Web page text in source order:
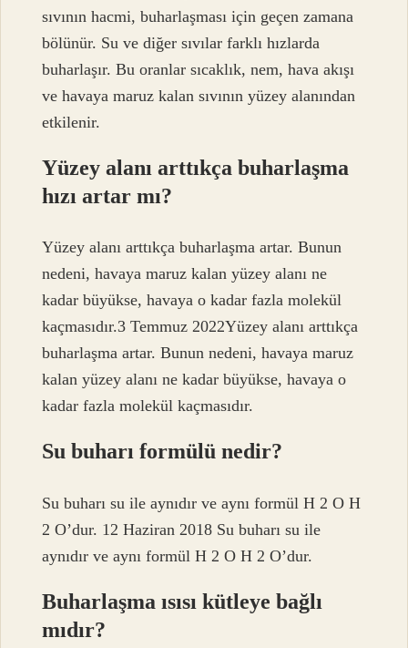
sıvının hacmi, buharlaşması için geçen zamana
bölünür. Su ve diğer sıvılar farklı hızlarda
buharlaşır. Bu oranlar sıcaklık, nem, hava akışı
ve havaya maruz kalan sıvının yüzey alanından
etkilenir.
Yüzey alanı arttıkça buharlaşma
hızı artar mı?
Yüzey alanı arttıkça buharlaşma artar. Bunun
nedeni, havaya maruz kalan yüzey alanı ne
kadar büyükse, havaya o kadar fazla molekül
kaçmasıdır.3 Temmuz 2022Yüzey alanı arttıkça
buharlaşma artar. Bunun nedeni, havaya maruz
kalan yüzey alanı ne kadar büyükse, havaya o
kadar fazla molekül kaçmasıdır.
Su buharı formülü nedir?
Su buharı su ile aynıdır ve aynı formül H 2 O H
2 O’dur. 12 Haziran 2018 Su buharı su ile
aynıdır ve aynı formül H 2 O H 2 O’dur.
Buharlaşma ısısı kütleye bağlı
mıdır?